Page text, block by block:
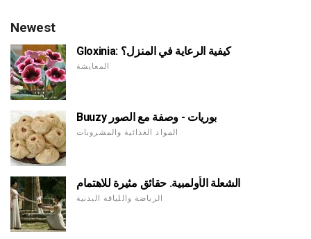
Newest
Gloxinia: كيفية الرعاية في المنزل؟
المعايشة
Buuzy بوريات - وصفة مع الصور
المواد الغذائية والمشروبات
الشعلة الأولمبية. حقائق مثيرة للاهتمام
الرياضة واللياقة البدنية